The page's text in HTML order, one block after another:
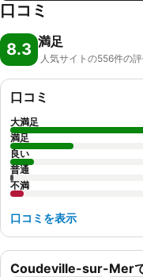
口コミ
8.3 満足
人気サイトの556件の
Coudeville-sur-Mer
口コミ
大満足
満足
良い
普通
不満
口コミを表示